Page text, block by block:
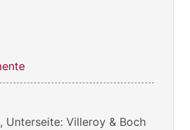
Unterseite: Villeroy & Boch